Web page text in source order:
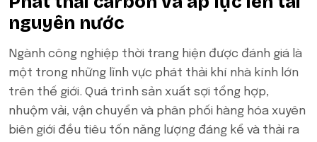
nguyên nước
Ngành công nghiệp thời trang hiện được đánh giá là
một trong những lĩnh vực phát thải khí nhà kính lớn
trên thế giới. Quá trình sản xuất sợi tổng hợp,
nhuộm vải, vận chuyển và phân phối hàng hóa xuyên
biên giới đều tiêu tốn năng lượng đáng kể và thải ra